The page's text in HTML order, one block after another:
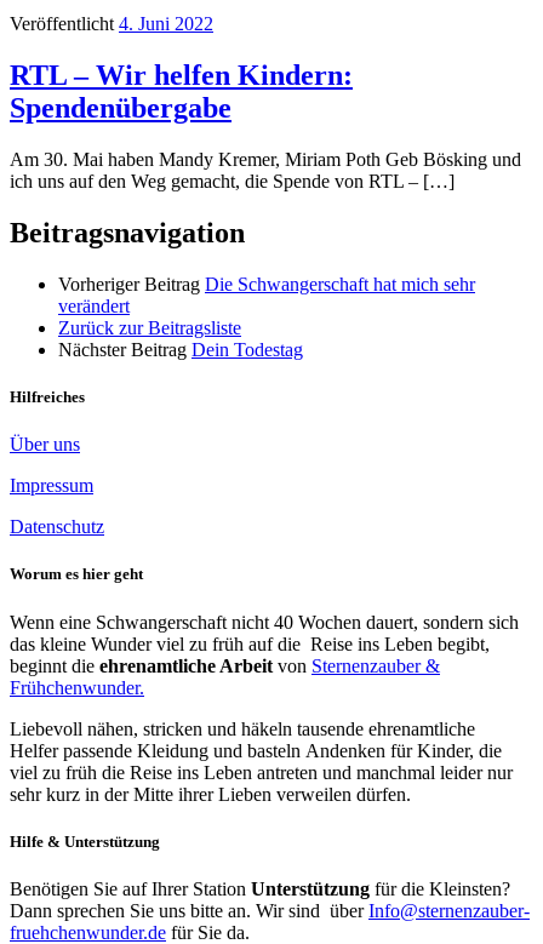
Veröffentlicht 4. Juni 2022
RTL – Wir helfen Kindern:
Spendenübergabe
Am 30. Mai haben Mandy Kremer, Miriam Poth Geb Bösking und
ich uns auf den Weg gemacht, die Spende von RTL – […]
Beitragsnavigation
Vorheriger Beitrag Die Schwangerschaft hat mich sehr
verändert
Zurück zur Beitragsliste
Nächster Beitrag Dein Todestag
Hilfreiches
Über uns
Impressum
Datenschutz
Worum es hier geht
Wenn eine Schwangerschaft nicht 40 Wochen dauert, sondern sich
das kleine Wunder viel zu früh auf die Reise ins Leben begibt,
beginnt die ehrenamtliche Arbeit von Sternenzauber &
Frühchenwunder.
Liebevoll nähen, stricken und häkeln tausende ehrenamtliche
Helfer passende Kleidung und basteln Andenken für Kinder, die
viel zu früh die Reise ins Leben antreten und manchmal leider nur
sehr kurz in der Mitte ihrer Lieben verweilen dürfen.
Hilfe & Unterstützung
Benötigen Sie auf Ihrer Station Unterstützung für die Kleinsten?
Dann sprechen Sie uns bitte an. Wir sind überInfo@sternenzauber-
fruehchenwunder.de für Sie da.